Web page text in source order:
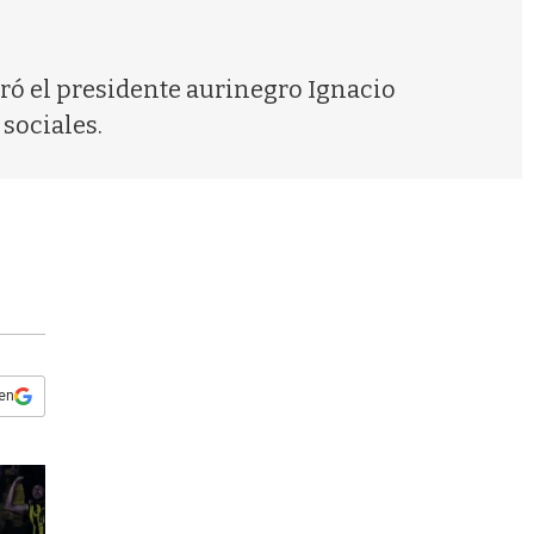
el presidente aurinegro Ignacio